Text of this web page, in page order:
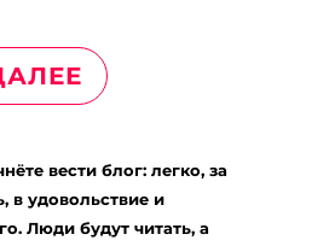
вести блог: легко, за
в удовольствие и
Люди будут читать, а